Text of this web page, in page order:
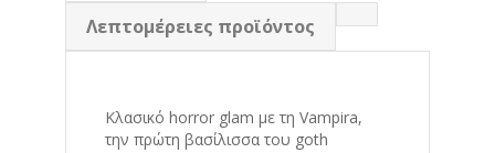
Λεπτομέρειες προϊόντος
Kλασικό horror glam με τη Vampira,
την πρώτη βασίλισσα του goth